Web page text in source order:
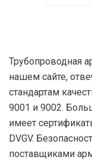
Трубопроводная
нашем сайте,
стандартам
9001 и 9002.
имеет
DVGV.
поставщиками